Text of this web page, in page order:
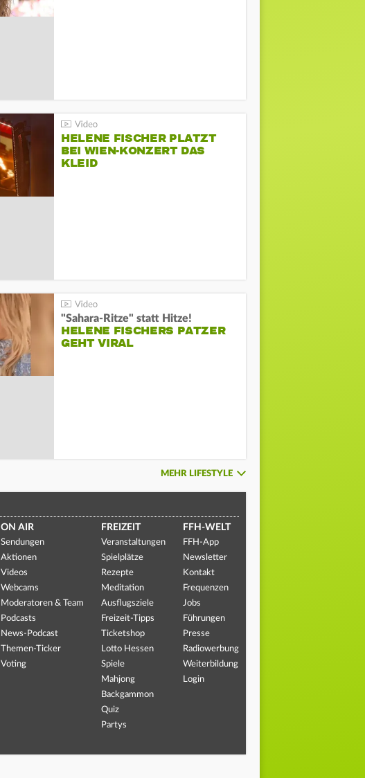
HELENE FISCHER PLATZT
BEI WIEN-KONZERT DAS
KLEID
"Sahara-Ritze" statt Hitze!
HELENE FISCHERS PATZER
GEHT VIRAL
MEHR LIFESTYLE
ON AIR
Sendungen
Aktionen
Videos
Webcams
Moderatoren & Team
Podcasts
News-Podcast
Themen-Ticker
Voting
FREIZEIT
Veranstaltungen
Spielplätze
Rezepte
Meditation
Ausflugsziele
Freizeit-Tipps
Ticketshop
Lotto Hessen
Spiele
Mahjong
Backgammon
Quiz
Partys
FFH-WELT
FFH-App
Newsletter
Kontakt
Frequenzen
Jobs
Führungen
Presse
Radiowerbung
Weiterbildung
Login